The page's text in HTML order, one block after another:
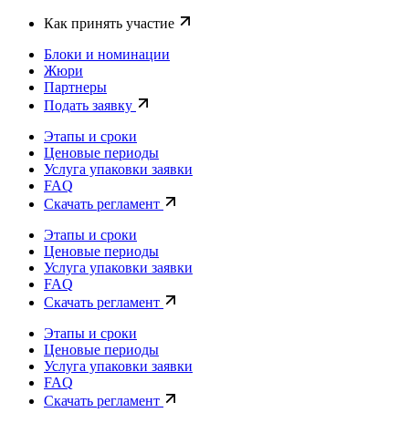
Как принять участие
Блоки и номинации
Жюри
Партнеры
Подать заявку
Этапы и сроки
Ценовые периоды
Услуга упаковки заявки
FAQ
Скачать регламент
Этапы и сроки
Ценовые периоды
Услуга упаковки заявки
FAQ
Скачать регламент
Этапы и сроки
Ценовые периоды
Услуга упаковки заявки
FAQ
Скачать регламент